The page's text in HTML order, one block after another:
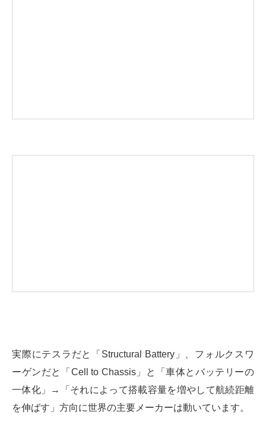
実際にテスラだと「Structural Battery」、フォルクスワ
ーゲンだと「Cell to Chassis」と「車体とバッテリーの
一体化」→「それによって搭載容量を増やして航続距離
を伸ばす」方向に世界の主要メーカーは動いています。